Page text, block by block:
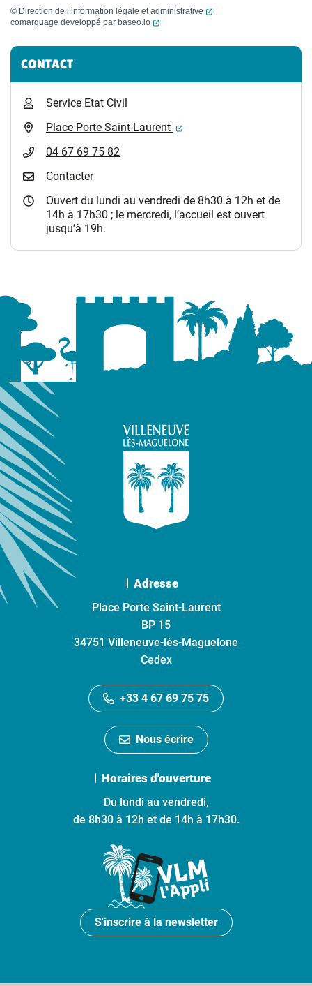
© Direction de l’information légale et administrative
(ouverture dans un
comarquage developpé par baseo.io (ouverture dans un nouvel onglet)
Informations complémentaires
CONTACT
Service Etat Civil
Place Porte Saint-Laurent
(ouverture dans un
04 67 69 75 82
Contacter
Ouvert du lundi au vendredi de 8h30 à 12h et de
14h à 17h30 ; le mercredi, l’accueil est ouvert
jusqu’à 19h.
Adresse
Place Porte Saint-Laurent
BP 15
34751 Villeneuve-lès-Maguelone
Cedex
+33 4 67 69 75 75
Nous écrire
Horaires d'ouverture
Du lundi au vendredi,
de 8h30 à 12h et de 14h à 17h30.
S'inscrire à la newsletter